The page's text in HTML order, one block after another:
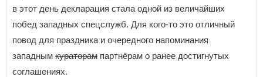
в этот день декларация стала одной из величайших
побед западных спецслужб. Для кого-то это отличный
повод для праздника и очередного напоминания
западным кураторам партнёрам о ранее достигнутых
соглашениях.